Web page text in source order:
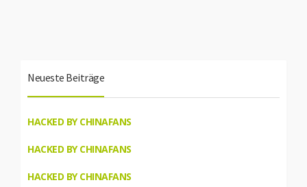
Neueste Beiträge
HACKED BY CHINAFANS
HACKED BY CHINAFANS
HACKED BY CHINAFANS